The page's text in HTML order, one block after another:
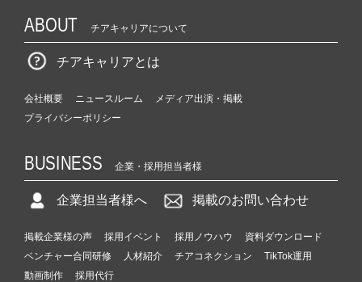
ABOUT チアキャリアについて
チアキャリアとは
会社概要 ニュースルーム
メディア出演・掲載
プライバシーポリシー
BUSINESS 企業・採用担当者様
企業担当者様へ 掲載のお問い合わせ
掲載企業様の声 採用イベント 採用ノウハウ
資料ダウンロード
ベンチャー合同研修
人材紹介 チアコネクション
TikTok運用
動画制作
採用代行